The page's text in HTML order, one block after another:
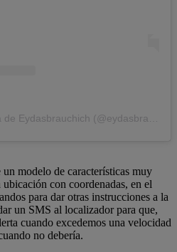
un modelo de características muy
con coordenadas, en el
para dar otras instrucciones a la
un SMS al localizador para que,
cuando excedemos una velocidad
no debería.